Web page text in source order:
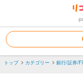
トップ カテゴリー 銀行/証券/